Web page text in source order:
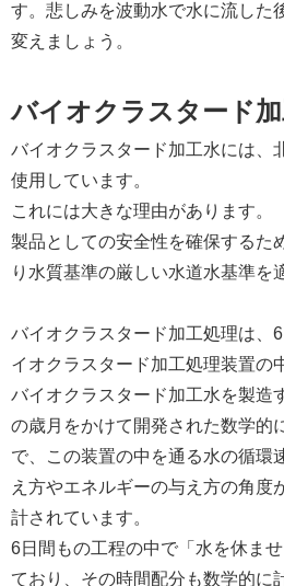
す。悲しみを波動水で水に流した
変えましょう。
バイオクラスタード
バイオクラスタード加工水には、
使用しています。
これには大きな理由があります。
製品としての安全性を確保するた
り水質基準の厳しい水道水基準を
バイオクラスタード加工処理は、
イオクラスタード加工処理装置の
バイオクラスタード加工水を製造
の歳月をかけて開発された数学的
で、この装置の中を通る水の循環
え方やエネルギーの与え方の角度
計されています。
6日間もの工程の中で「水を休ま
ており、その時間配分も数学的に